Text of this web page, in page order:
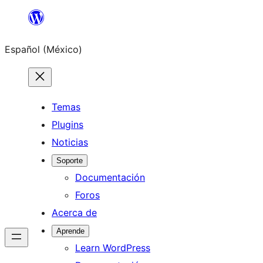
Saltar
contenido
Español (México)
Temas
Plugins
Noticias
Soporte
Documentación
Foros
Acerca de
Aprende
Learn WordPress